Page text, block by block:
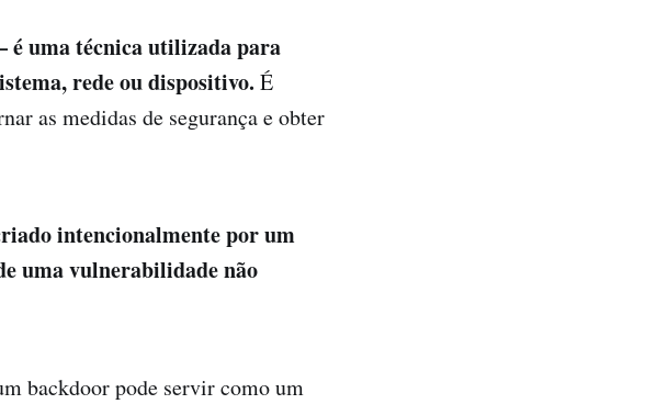
é uma técnica utilizada para
rede ou dispositivo. É
as medidas de segurança e obter
intencionalmente por um
uma vulnerabilidade não
backdoor pode servir como um